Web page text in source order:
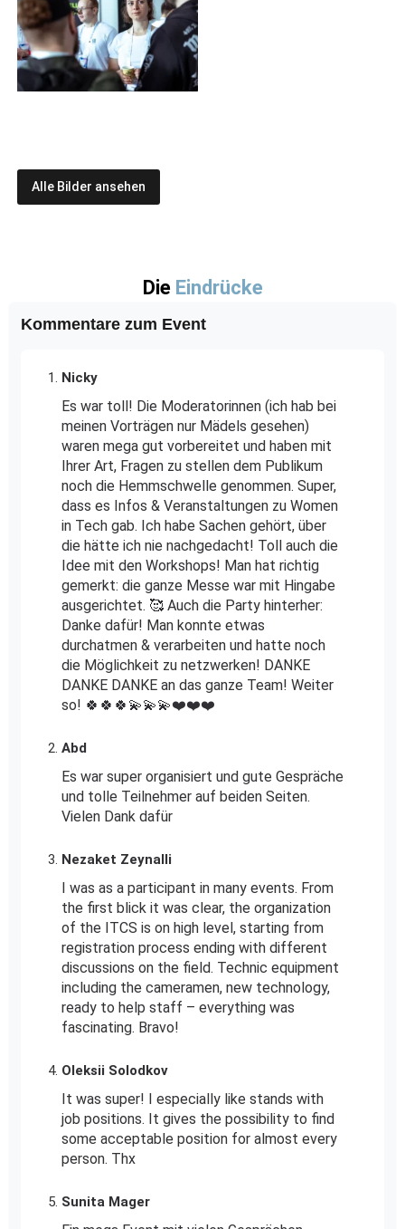
Alle Bilder ansehen
Die Eindrücke
Kommentare zum Event
Nicky
Es war toll! Die Moderatorinnen (ich hab bei
meinen Vorträgen nur Mädels gesehen)
waren mega gut vorbereitet und haben mit
Ihrer Art, Fragen zu stellen dem Publikum
noch die Hemmschwelle genommen. Super,
dass es Infos & Veranstaltungen zu Women
in Tech gab. Ich habe Sachen gehört, über
die hätte ich nie nachgedacht! Toll auch die
Idee mit den Workshops! Man hat richtig
gemerkt: die ganze Messe war mit Hingabe
ausgerichtet. 🥰 Auch die Party hinterher:
Danke dafür! Man konnte etwas
durchatmen & verarbeiten und hatte noch
die Möglichkeit zu netzwerken! DANKE
DANKE DANKE an das ganze Team! Weiter
so! 🍀🍀🍀💫💫💫❤️❤️❤️
Abd
Es war super organisiert und gute Gespräche
und tolle Teilnehmer auf beiden Seiten.
Vielen Dank dafür
Nezaket Zeynalli
I was as a participant in many events. From
the first blick it was clear, the organization
of the ITCS is on high level, starting from
registration process ending with different
discussions on the field. Technic equipment
including the cameramen, new technology,
ready to help staff – everything was
fascinating. Bravo!
Oleksii Solodkov
It was super! I especially like stands with
job positions. It gives the possibility to find
some acceptable position for almost every
person. Thx
Sunita Mager